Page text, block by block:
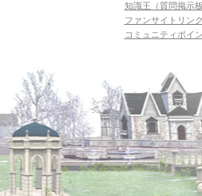
知識王（質問掲示板
ファンサイトリンク
コミュニティポイ